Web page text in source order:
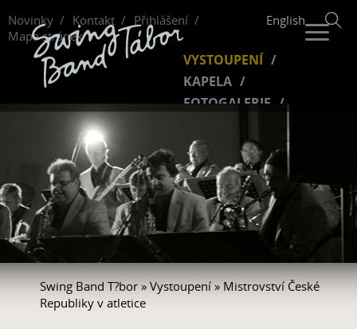
Novinky Kontakt
Přihlášení
Mapa stránek
English
VYSTOUPENÍ
KAPELA
FOTOGALERIE
VIDEO
FANKLUB
Swing Band T?bor » Vystoupení» Mistrovství České
Republiky v atletice